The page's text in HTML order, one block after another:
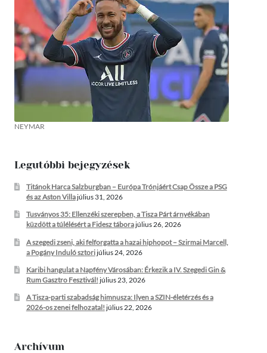
NEYMAR
Legutóbbi bejegyzések
Titánok Harca Salzburgban – Európa Trónjáért Csap Össze a PSG
és az Aston Villajúlius 31, 2026
Tusványos 35: Ellenzéki szerepben, a Tisza Párt árnyékában
küzdött a túlélésért a Fidesz táborajúlius 26, 2026
A szegedi zseni, aki felforgatta a hazai hiphopot – Szirmai Marcell,
a Pogány Induló sztorijúlius 24, 2026
Karibi hangulat a Napfény Városában: Érkezik a IV. Szegedi Gin &
Rum Gasztro Fesztivál! július 23, 2026
A Tisza-parti szabadság himnusza: Ilyen a SZIN-életérzés és a
2026-os zenei felhozatal! július 22, 2026
Archívum